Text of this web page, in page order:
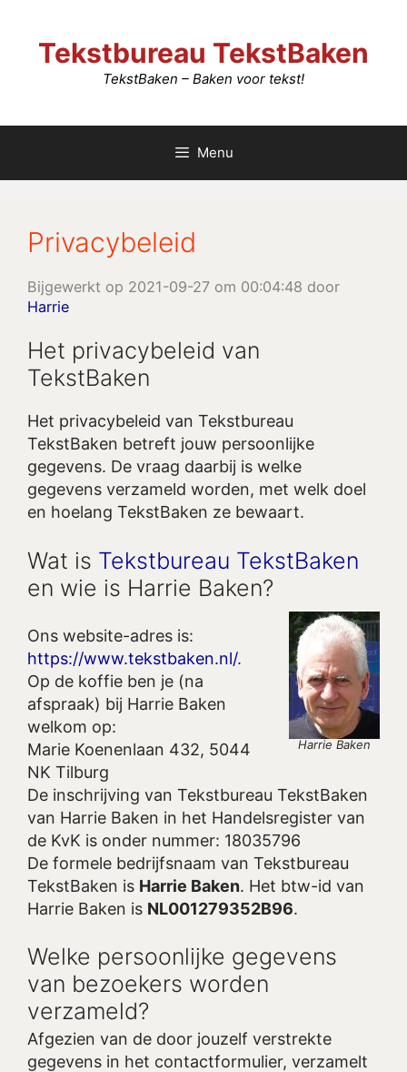
Tekstbureau TekstBaken
TekstBaken – Baken voor tekst!
Menu
Privacybeleid
Bijgewerkt op 2021-09-27 om 00:04:48 door
Harrie
Het privacybeleid van
TekstBaken
Het privacybeleid van Tekstbureau
TekstBaken betreft jouw persoonlijke
gegevens. De vraag daarbij is welke
gegevens verzameld worden, met welk doel
en hoelang TekstBaken ze bewaart.
Wat is Tekstbureau TekstBaken
en wie is Harrie Baken?
Harrie Baken
Ons website-adres is:
https://www.tekstbaken.nl/.
Op de koffie ben je (na
afspraak) bij Harrie Baken
welkom op:
Marie Koenenlaan 432, 5044
NK Tilburg
De inschrijving van Tekstbureau TekstBaken
van Harrie Baken in het Handelsregister van
de KvK is onder nummer: 18035796
De formele bedrijfsnaam van Tekstbureau
TekstBaken is Harrie Baken. Het btw-id van
Harrie Baken is NL001279352B96.
Welke persoonlijke gegevens
van bezoekers worden
verzameld?
Afgezien van de door jouzelf verstrekte
gegevens in het contactformulier, verzamelt